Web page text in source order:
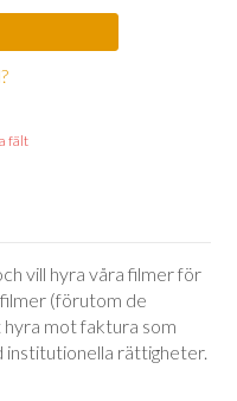
vill hyra våra filmer för
filmer (förutom de
mot faktura som
institutionella rättigheter.